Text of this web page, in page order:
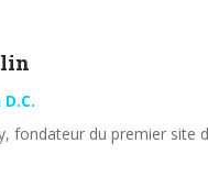
fondateur du premier site